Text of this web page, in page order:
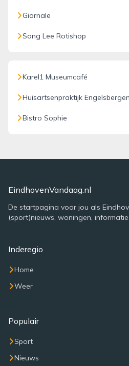
Giornale
Sang Lee Rotishop
Karel1 Museumcafé
Huisartsenpraktijk Engelsbergen
Bistro Sophie
EindhovenVandaag.nl
De startpagina voor jou als
(sport)nieuws, woningen,
Inderegio
Home
Weer
Populair
Sport
Nieuws